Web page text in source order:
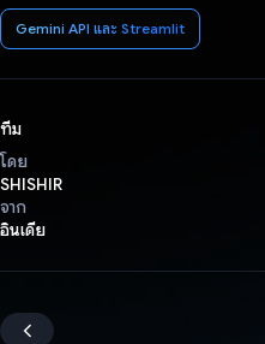
Gemini API และ Streamlit
ทีม
โดย
SHISHIR
จาก
อินเดีย